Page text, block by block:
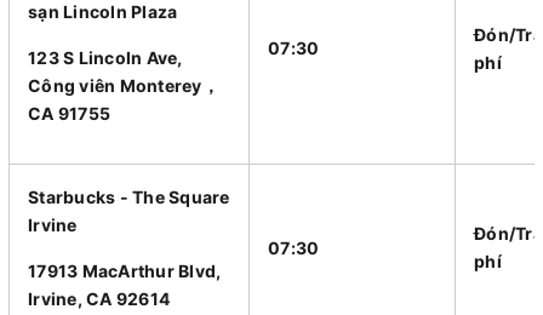
sạn Lincoln Plaza
123 S Lincoln Ave,
Công viên Monterey，
CA 91755
07:30
Đón/
phí
Starbucks - The Square
Irvine
17913 MacArthur Blvd,
Irvine, CA 92614
07:30
Đón/
phí